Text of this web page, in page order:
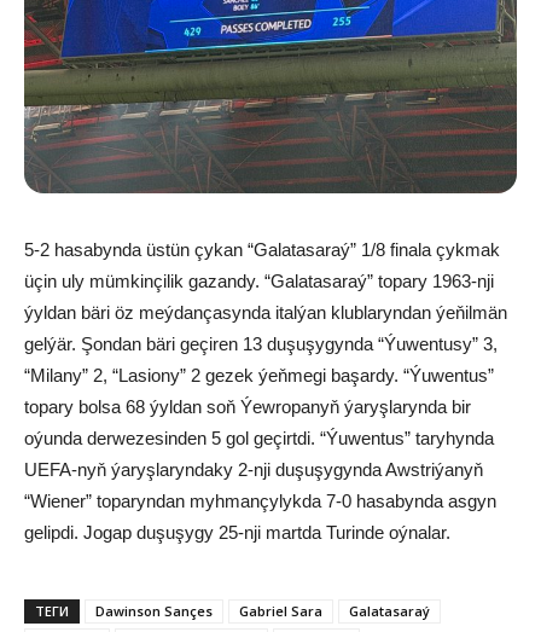
5-2 hasabynda üstün çykan “Galatasaraý” 1/8 finala çykmak
üçin uly mümkinçilik gazandy. “Galatasaraý” topary 1963-nji
ýyldan bäri öz meýdançasynda italýan klublaryndan ýeňilmän
gelýär. Şondan bäri geçiren 13 duşuşygynda “Ýuwentusy” 3,
“Milany” 2, “Lasiony” 2 gezek ýeňmegi başardy. “Ýuwentus”
topary bolsa 68 ýyldan soň Ýewropanyň ýaryşlarynda bir
oýunda derwezesinden 5 gol geçirtdi. “Ýuwentus” taryhynda
UEFA-nyň ýaryşlaryndaky 2-nji duşuşygynda Awstriýanyň
“Wiener” toparyndan myhmançylykda 7-0 hasabynda asgyn
gelipdi. Jogap duşuşygy 25-nji martda Turinde oýnalar.
ТЕГИ Dawinson Sançes Gabriel Sara
Galatasaraý